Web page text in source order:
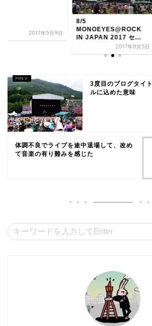
2017年5月9日
8/5
MONOEYES@ROCK
IN JAPAN 2017 セ...
2017年8月5日
3度目のブログタイ
ルに込めた意味
体調不良でライブを途中退場して、改め
て音楽の有り難みを感じた